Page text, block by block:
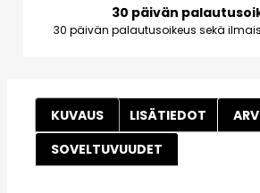
30 päivän
30 päivän palautusoikeus sekä
KUVAUS LISÄTIEDOT
SOVELTUVUUDET